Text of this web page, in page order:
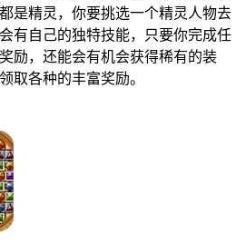
是精灵，你要挑选一个精灵人物去
有自己的独特技能，只要你完成任
励，还能会有机会获得稀有的装
取各种的丰富奖励。